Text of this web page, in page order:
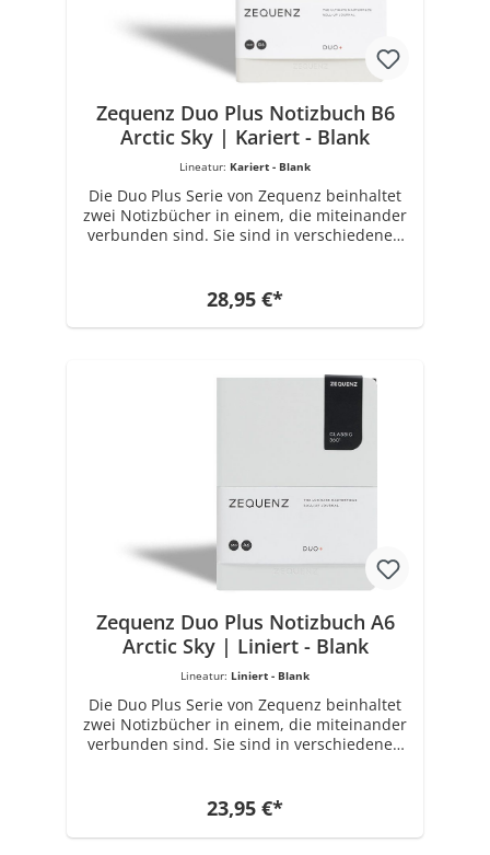
hochwertigen Konstruktion, produzierte
ZEQUENZ seine erste Reihe von
persönlichen Notizbüchern in der
ikonischen und charakteristischen 360 °
Zequenz Duo Plus Notizbuch B6
Arctic Sky | Kariert - Blank
Lineatur: Kariert - Blank
Die Duo Plus Serie von Zequenz beinhaltet
zwei Notizbücher in einem, die miteinander
verbunden sind. Sie sind in verschiedenen
die Maße 12,5 cm x 17,8 cm. Ausgestattet ist
es mit insgesamt 80 x 2 Blatt ( 320 Seiten )
70 Gramm Papier in Weiß. Wählbare
Marke ZEQUENZ mit einzigartigen und
innovativen Produkten für Büro- und
Enterprise erschaffen, einem führenden
Unternehmen für Spezialpapierherstellung
kreativen Designs, der Integrität des
verwendeten Materials und der
Konstruktion, produzierte ZEQUENZ seine
erste Reihe von persönlichen Notizbüchern
in der ikonischen und charakteristischen
28,95 €*
Zequenz Duo Plus Notizbuch A6
Arctic Sky | Liniert - Blank
Lineatur: Liniert - Blank
Die Duo Plus Serie von Zequenz beinhaltet
zwei Notizbücher in einem, die miteinander
verbunden sind. Sie sind in verschiedenen
die Maße 11 cm x 14.1 cm. Ausgestattet ist
es mit insgesamt 80 Blatt x 2 (320 Seiten) 70
Gramm Papier in Weiß. Wählbare Varianten:
23,95 €*